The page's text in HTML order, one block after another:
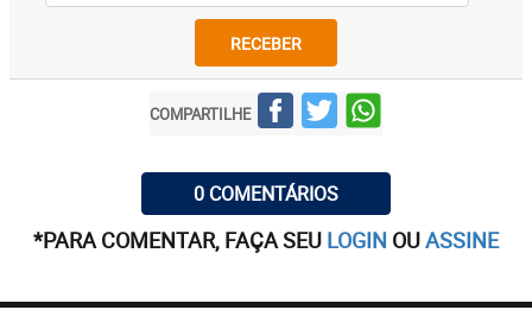
RECEBER
COMPARTILHE
0 COMENTÁRIOS
*PARA COMENTAR, FAÇA SEU LOGIN OUASSINE